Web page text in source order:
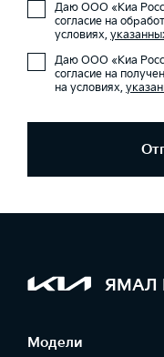
Даю ООО «Киа
согласие на
условиях,
Даю ООО «Киа
согласие на
на условиях,
ЯМАЛ
Модели